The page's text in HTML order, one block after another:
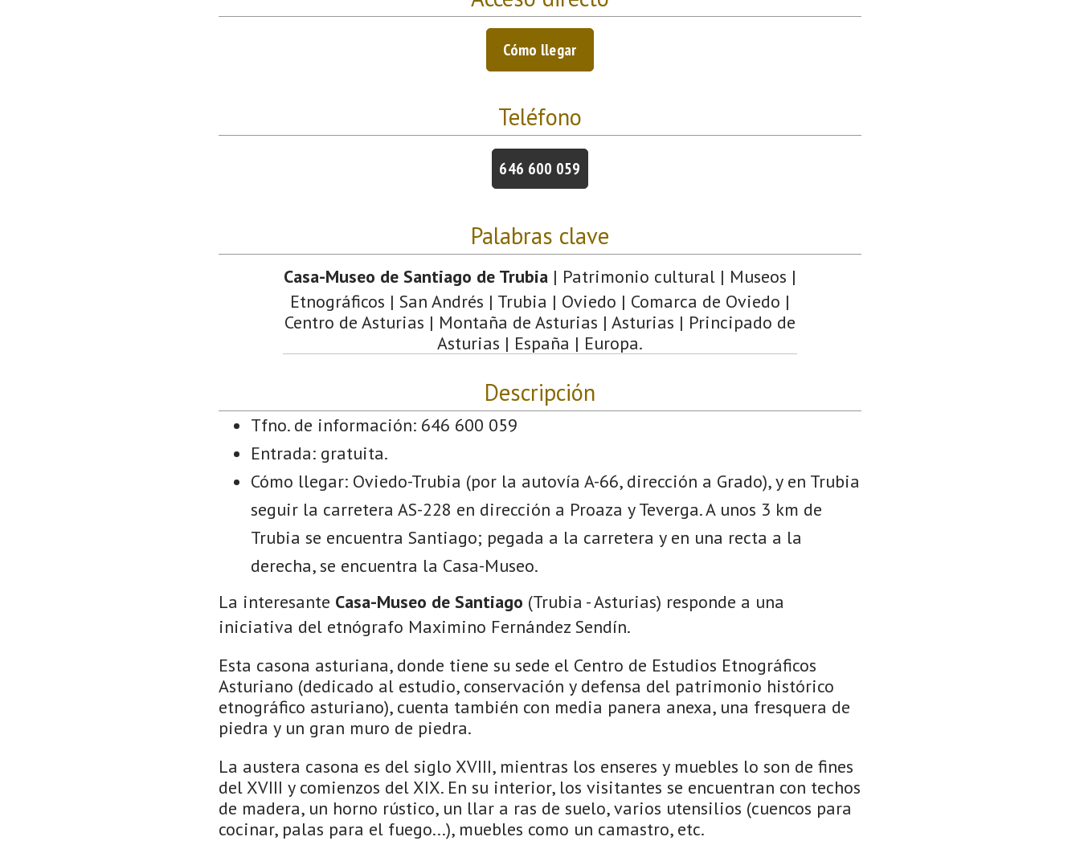
Cómo llegar
Teléfono
646 600 059
Palabras clave
Casa-Museo de Santiago de Trubia | Patrimonio cultural | Museos |
Etnográficos | San Andrés | Trubia | Oviedo | Comarca de Oviedo |
Centro de Asturias | Montaña de Asturias | Asturias | Principado de
Asturias | España | Europa.
Descripción
Tfno. de información: 646 600 059
Entrada: gratuita.
Cómo llegar: Oviedo-Trubia (por la autovía A-66, dirección a Grado), y en Trubia
seguir la carretera AS-228 en dirección a Proaza y Teverga. A unos 3 km de
Trubia se encuentra Santiago; pegada a la carretera y en una recta a la
derecha, se encuentra la Casa-Museo.
La interesante Casa-Museo de Santiago (Trubia - Asturias) responde a una
iniciativa del etnógrafo Maximino Fernández Sendín.
Esta casona asturiana, donde tiene su sede el Centro de Estudios Etnográficos
Asturiano (dedicado al estudio, conservación y defensa del patrimonio histórico
etnográfico asturiano), cuenta también con media panera anexa, una fresquera de
piedra y un gran muro de piedra.
La austera casona es del siglo XVIII, mientras los enseres y muebles lo son de fines
del XVIII y comienzos del XIX. En su interior, los visitantes se encuentran con techos
de madera, un horno rústico, un llar a ras de suelo, varios utensilios (cuencos para
cocinar, palas para el fuego...), muebles como un camastro, etc.